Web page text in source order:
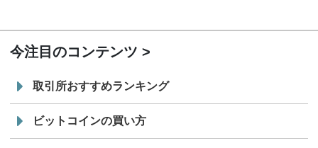
今注目のコンテンツ
取引所おすすめランキング
ビットコインの買い方